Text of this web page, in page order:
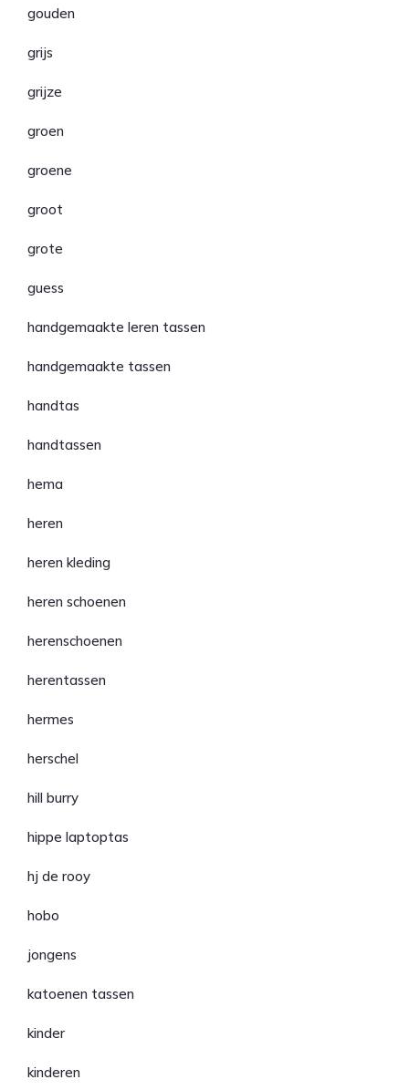
gouden
grijs
grijze
groen
groene
groot
grote
guess
handgemaakte leren tassen
handgemaakte tassen
handtas
handtassen
hema
heren
heren kleding
heren schoenen
herenschoenen
herentassen
hermes
herschel
hill burry
hippe laptoptas
hj de rooy
hobo
jongens
katoenen tassen
kinder
kinderen